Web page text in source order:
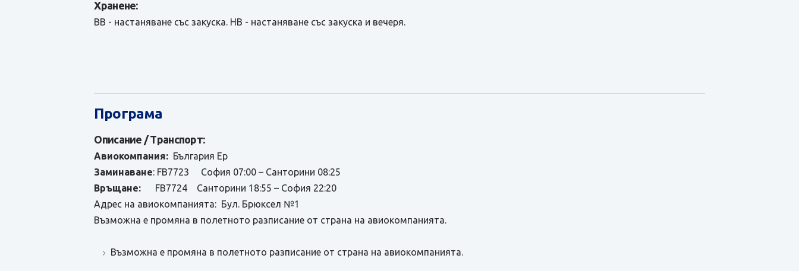
Хранене:
ВВ - настаняване със закуска. HB - настаняване със закуска и вечеря.
Програма
Описание / Транспорт:
Авиокомпания: България Ер
Заминаване: FB7723 София 07:00 – Санторини 08:25
Връщане: FB7724 Санторини 18:55 – София 22:20
Адрес на авиокомпанията: Бул. Брюксел №1
Възможна е промяна в полетното разписание от страна на авиокомпанията.
Възможна е промяна в полетното разписание от страна на авиокомпанията.